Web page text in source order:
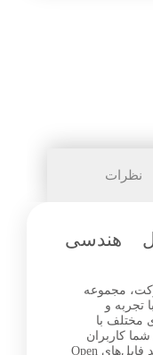
نظرات
هندسی
مجموعه
تجربه و
مختلف با
کاربران
عزیز آماده کرده است. شما می‌تواید فایل‌های Open